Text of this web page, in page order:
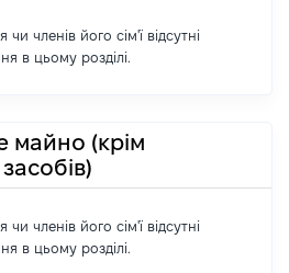
членів його сім'ї відсутні
в цьому розділі.
майно (крім
членів його сім'ї відсутні
в цьому розділі.